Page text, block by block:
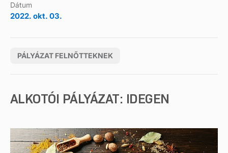
Dátum
2022. okt. 03.
PÁLYÁZAT FELNŐTTEKNEK
ALKOTÓI PÁLYÁZAT: IDEGEN